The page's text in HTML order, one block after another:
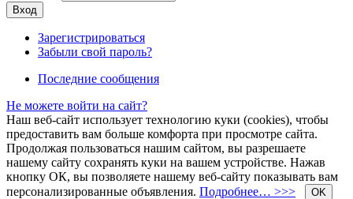
Зарегистрироваться
Забыли свой пароль?
Последние сообщения
Не можете войти на сайт?
Наш веб-сайт использует технологию куки (cookies), чтобы
предоставить вам больше комфорта при просмотре сайта.
Продолжая пользоваться нашим сайтом, вы разрешаете
нашему сайту сохранять куки на вашем устройстве. Нажав
кнопку ОК, вы позволяете нашему веб-сайту показывать вам
персонализированные объявления. Подробнее… >>> OK